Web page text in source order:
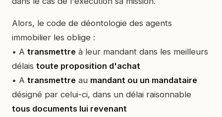
Alors, le code de déontologie des agents
immobilier les oblige :
• A transmettre à leur mandant dans les meilleurs
délais toute proposition d'achat
• A transmettre au mandant ou un mandataire
désigné par celui-ci, dans un délai raisonnable
tous documents lui revenant